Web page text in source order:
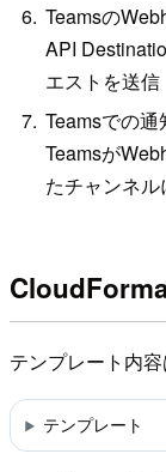
Teamsの
API
エストを送信
Teamsでの通
Teamsが
たチャンネ
テンプレート内容
テンプレート